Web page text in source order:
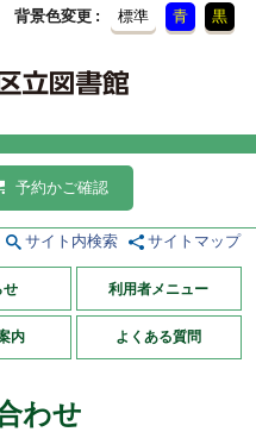
背景色変更 標準 青 黒
予約かご確認
サイト内検索 サイトマップ
せ 利用者メニュー
内 よくある質問
わせ